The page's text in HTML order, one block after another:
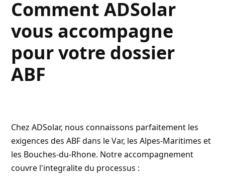
Comment ADSolar
vous accompagne
pour votre dossier
ABF
ChezADSolar, nous connaissons parfaitement les
exigences des ABF dans le Var, les Alpes-Maritimes et
les Bouches-du-Rhone. Notre accompagnement
couvre l'integralite du processus :